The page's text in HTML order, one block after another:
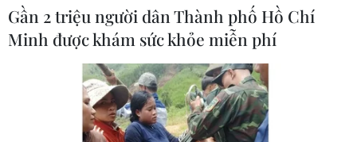
CƠ QUAN CHỦ QUẢN: THÔNG TẤN XÃ VIỆT NAM
Tổng Biên tập: TRẦN TIẾN DUẨN
Gần 2 triệu người dân Thành phố Hồ Chí
Minh được khám sức khỏe miễn phí